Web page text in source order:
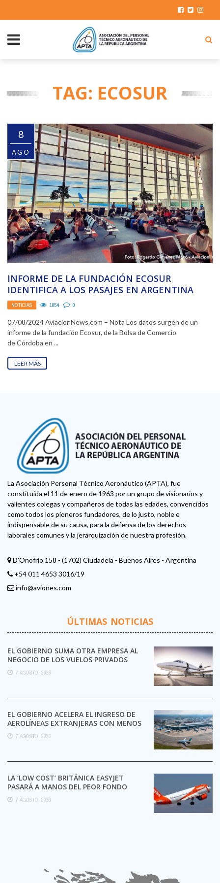
TAG: ECOSUR
8
AGO
INFORME DE LA FUNDACIÓN ECOSUR
IDENTIFICA A LOS PASAJES EN ARGENTINA
COMO LOS MÁS CAROS ...
NOTICIAS 1054 0
07/08/2024 AviacionNews.com – Nota Los datos surgen de un
informe de la fundación Ecosur, de la Bolsa de Comercio
de Córdoba en ...
LEER MÁS
La Asociación Personal Técnico Aeronáutico (APTA), fue
constituida el 11 de enero de 1963 por un grupo de visionarios y
valientes colegas y compañeros de todas las edades, convencidos
como todos los pioneros fundadores, de lo justo, noble e
indispensable de su causa, para la defensa de los derechos
laborales comunes y la jerarquización de nuestra profesión.
D'Onofrio 158 - (1702) Ciudadela - Buenos Aires - Argentina
+54 011 4653 3016/19
info@aviones.com
ÚLTIMAS NOTICIAS
EL GOBIERNO SUMA OTRA EMPRESA AL
NEGOCIO DE LOS VUELOS PRIVADOS
7 AGOSTO, 2026
EL GOBIERNO ACELERA EL INGRESO DE
AEROLÍNEAS EXTRANJERAS CON MENOS
TRÁMITES
7 AGOSTO, 2026
LA ‘LOW COST’ BRITÁNICA EASYJET
PASARÁ A MANOS DEL PEOR FONDO
POSIBLE:
7 AGOSTO, 2026